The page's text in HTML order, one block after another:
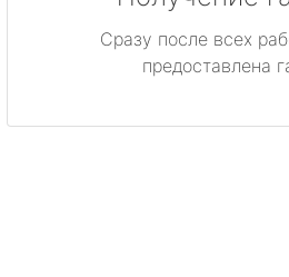
Сразу после всех
предоставлена